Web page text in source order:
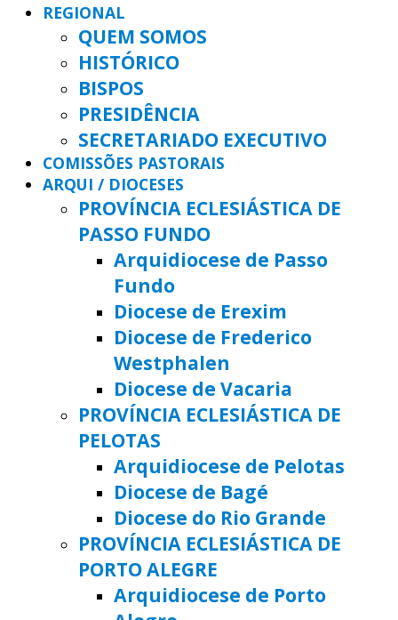
REGIONAL
QUEM SOMOS
HISTÓRICO
BISPOS
PRESIDÊNCIA
SECRETARIADO EXECUTIVO
COMISSÕES PASTORAIS
ARQUI / DIOCESES
PROVÍNCIA ECLESIÁSTICA DE
PASSO FUNDO
Arquidiocese de Passo
Fundo
Diocese de Erexim
Diocese de Frederico
Westphalen
Diocese de Vacaria
PROVÍNCIA ECLESIÁSTICA DE
PELOTAS
Arquidiocese de Pelotas
Diocese de Bagé
Diocese do Rio Grande
PROVÍNCIA ECLESIÁSTICA DE
PORTO ALEGRE
Arquidiocese de Porto